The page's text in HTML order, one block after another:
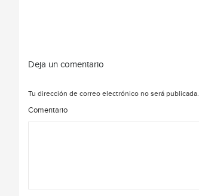
Deja un comentario
Tu dirección de correo electrónico no será publicada.
Comentario